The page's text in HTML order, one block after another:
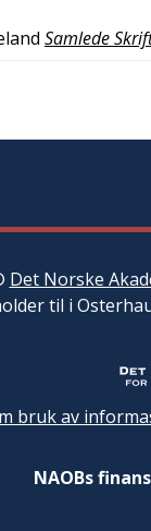
Samlede
Det Norske
til i
bruk av
NAOBs